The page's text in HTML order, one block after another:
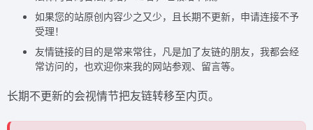
如果您的站原创内容少之又少，且长期不更新，申请连接不予
受理！
友情链接的目的是常来常往，凡是加了友链的朋友，我都会经
常访问的，也欢迎你来我的网站参观、留言等。
长期不更新的会视情节把友链转移至内页。